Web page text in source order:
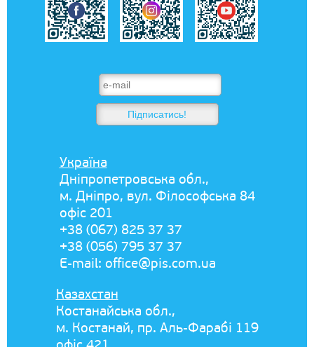
Україна
Дніпропетровська обл.,
м. Дніпро, вул. Філософська 84
офіс 201
+38 (067) 825 37 37
+38 (056) 795 37 37
E-mail: office@pis.com.ua
Казахстан
Костанайська обл.,
м. Костанай, пр. Аль-Фарабі 119